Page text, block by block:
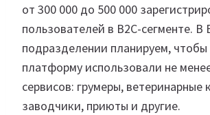
от 300 000 до 500 000
пользователей в B2C-сегменте. В
подразделении планируем,
платформу использовали не
сервисов: грумеры, ветеринарные
заводчики, приюты и другие.